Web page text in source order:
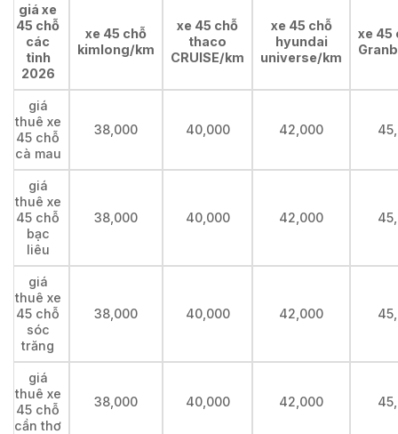
giá xe
45 chỗ
các
tỉnh
2026
xe 45 chỗ
kimlong/km
xe 45 chỗ
thaco
CRUISE/km
xe 45 chỗ
hyundai
universe/km
xe 45
giá
thuê xe
45 chỗ
cà mau
38,000 40,000 42,000
giá
thuê xe
45 chỗ
bạc
liêu
38,000 40,000 42,000
giá
thuê xe
45 chỗ
sóc
trăng
38,000 40,000 42,000
giá
thuê xe
45 chỗ
cần thơ
38,000 40,000 42,000